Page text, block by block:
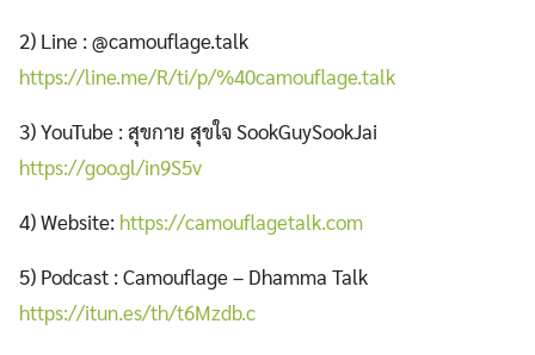
2) Line : @camouflage.talk
https://line.me/R/ti/p/%40camouflage.talk
3) YouTube : สุขกาย สุขใจ SookGuySookJai
https://goo.gl/in9S5v
4) Website: https://camouflagetalk.com
5) Podcast : Camouflage – Dhamma Talk
https://itun.es/th/t6Mzdb.c